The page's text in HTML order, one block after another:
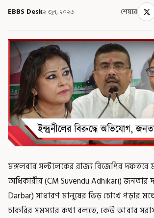
EBBS Desk২ জুন, ২০২৬ শেয়ার
মঙ্গলবার সল্টলেকের রাজ্য বিজেপির দফতরে
অধিকারীর (CM Suvendu Adhikari) জনতার
Darbar) সাধারণ মানুষের ভিড় চোখে পড়ার
চাকরির সমস্যার কথা বলতে, কেউ আবার